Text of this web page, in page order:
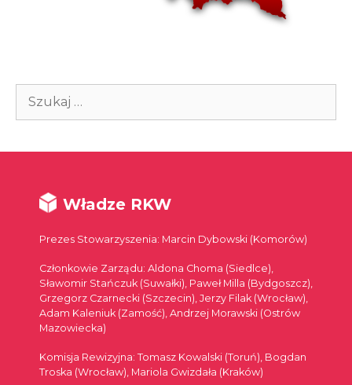
Szukaj:
Władze RKW
Prezes Stowarzyszenia: Marcin Dybowski (Komorów)
Członkowie Zarządu: Aldona Choma (Siedlce),
Sławomir Stańczuk (Suwałki), Paweł Milla (Bydgoszcz),
Grzegorz Czarnecki (Szczecin), Jerzy Filak (Wrocław),
Adam Kaleniuk (Zamość), Andrzej Morawski (Ostrów
Mazowiecka)
Komisja Rewizyjna: Tomasz Kowalski (Toruń), Bogdan
Troska (Wrocław), Mariola Gwizdała (Kraków)